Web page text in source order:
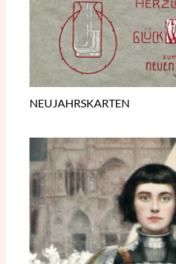
NEUJAHRSKARTEN